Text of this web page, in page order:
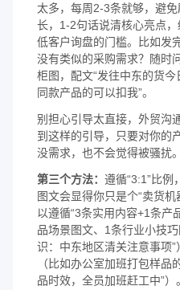
太多，每周2-3条就够，避
长，1-2句话说清核心亮点
低客户询盘的门槛。比如发
没有类似的采购需求？随时
柜图，配文“发往中东的货
同款产品的可以扣我”。
别担心引导太直接，外贸沟
到这样的引导，只要对你的
没需求，也不会觉得被骚扰。
第三个方法： 遵循“3:1”比例
图文会显得你只是个“卖货
以遵循“3条实用内容+1条产
品场景图文、1条行业小技
识：中东地区清关注意事项
（比如办公室加班打包样品
品时效，全员加班赶工中”）。